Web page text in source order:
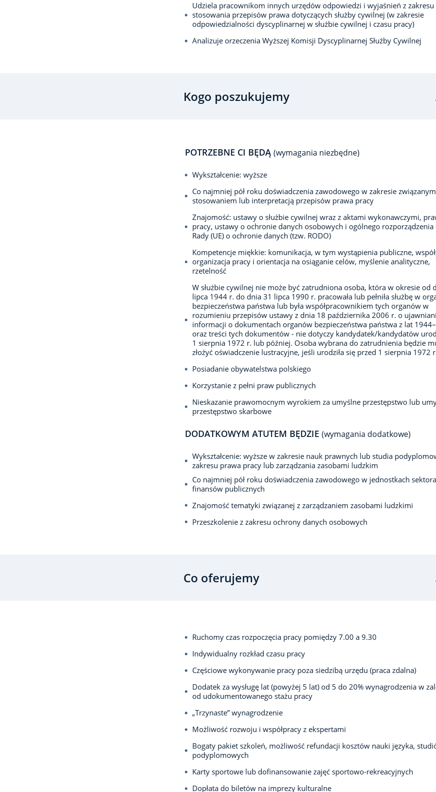
Udziela pracownikom innych urzędów odpowiedzi i wyjaśnień z zakresu
stosowania przepisów prawa dotyczących służby cywilnej (w zakresie
odpowiedzialności dyscyplinarnej w służbie cywilnej i czasu pracy)
Analizuje orzeczenia Wyższej Komisji Dyscyplinarnej Służby Cywilnej
Kogo poszukujemy
POTRZEBNE CI BĘDĄ (wymagania niezbędne)
Wykształcenie: wyższe
Co najmniej pół roku doświadczenia zawodowego w zakresie
stosowaniem lub interpretacją przepisów prawa pracy
Znajomość: ustawy o służbie cywilnej wraz z aktami wykonawczymi,
pracy, ustawy o ochronie danych osobowych i ogólnego rozporządzenia
Rady (UE) o ochronie danych (tzw. RODO)
Kompetencje miękkie: komunikacja, w tym wystąpienia publiczne,
organizacja pracy i orientacja na osiąganie celów, myślenie analityczne,
rzetelność
W służbie cywilnej nie może być zatrudniona osoba, która w okresie od
lipca 1944 r. do dnia 31 lipca 1990 r. pracowała lub pełniła służbę w
bezpieczeństwa państwa lub była współpracownikiem tych organów w
rozumieniu przepisów ustawy z dnia 18 października 2006 r. o
informacji o dokumentach organów bezpieczeństwa państwa z lat
oraz treści tych dokumentów - nie dotyczy kandydatek/kandydatów
1 sierpnia 1972 r. lub później. Osoba wybrana do zatrudnienia będzie
złożyć oświadczenie lustracyjne, jeśli urodziła się przed 1 sierpnia 1972
Posiadanie obywatelstwa polskiego
Korzystanie z pełni praw publicznych
Nieskazanie prawomocnym wyrokiem za umyślne przestępstwo lub
przestępstwo skarbowe
DODATKOWYM ATUTEM BĘDZIE (wymagania dodatkowe)
Wykształcenie: wyższe w zakresie nauk prawnych lub studia
zakresu prawa pracy lub zarządzania zasobami ludzkim
Co najmniej pół roku doświadczenia zawodowego w jednostkach sektora
finansów publicznych
Znajomość tematyki związanej z zarządzaniem zasobami ludzkimi
Przeszkolenie z zakresu ochrony danych osobowych
Co oferujemy
Ruchomy czas rozpoczęcia pracy pomiędzy 7.00 a 9.30
Indywidualny rozkład czasu pracy
Częściowe wykonywanie pracy poza siedzibą urzędu (praca zdalna)
Dodatek za wysługę lat (powyżej 5 lat) od 5 do 20% wynagrodzenia w
od udokumentowanego stażu pracy
„Trzynaste” wynagrodzenie
Możliwość rozwoju i współpracy z ekspertami
Bogaty pakiet szkoleń, możliwość refundacji kosztów nauki języka,
podyplomowych
Karty sportowe lub dofinansowanie zajęć sportowo-rekreacyjnych
Dopłata do biletów na imprezy kulturalne